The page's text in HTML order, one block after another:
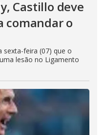
Castillo deve
comandar o
sexta-feira (07) que o
lesão no Ligamento